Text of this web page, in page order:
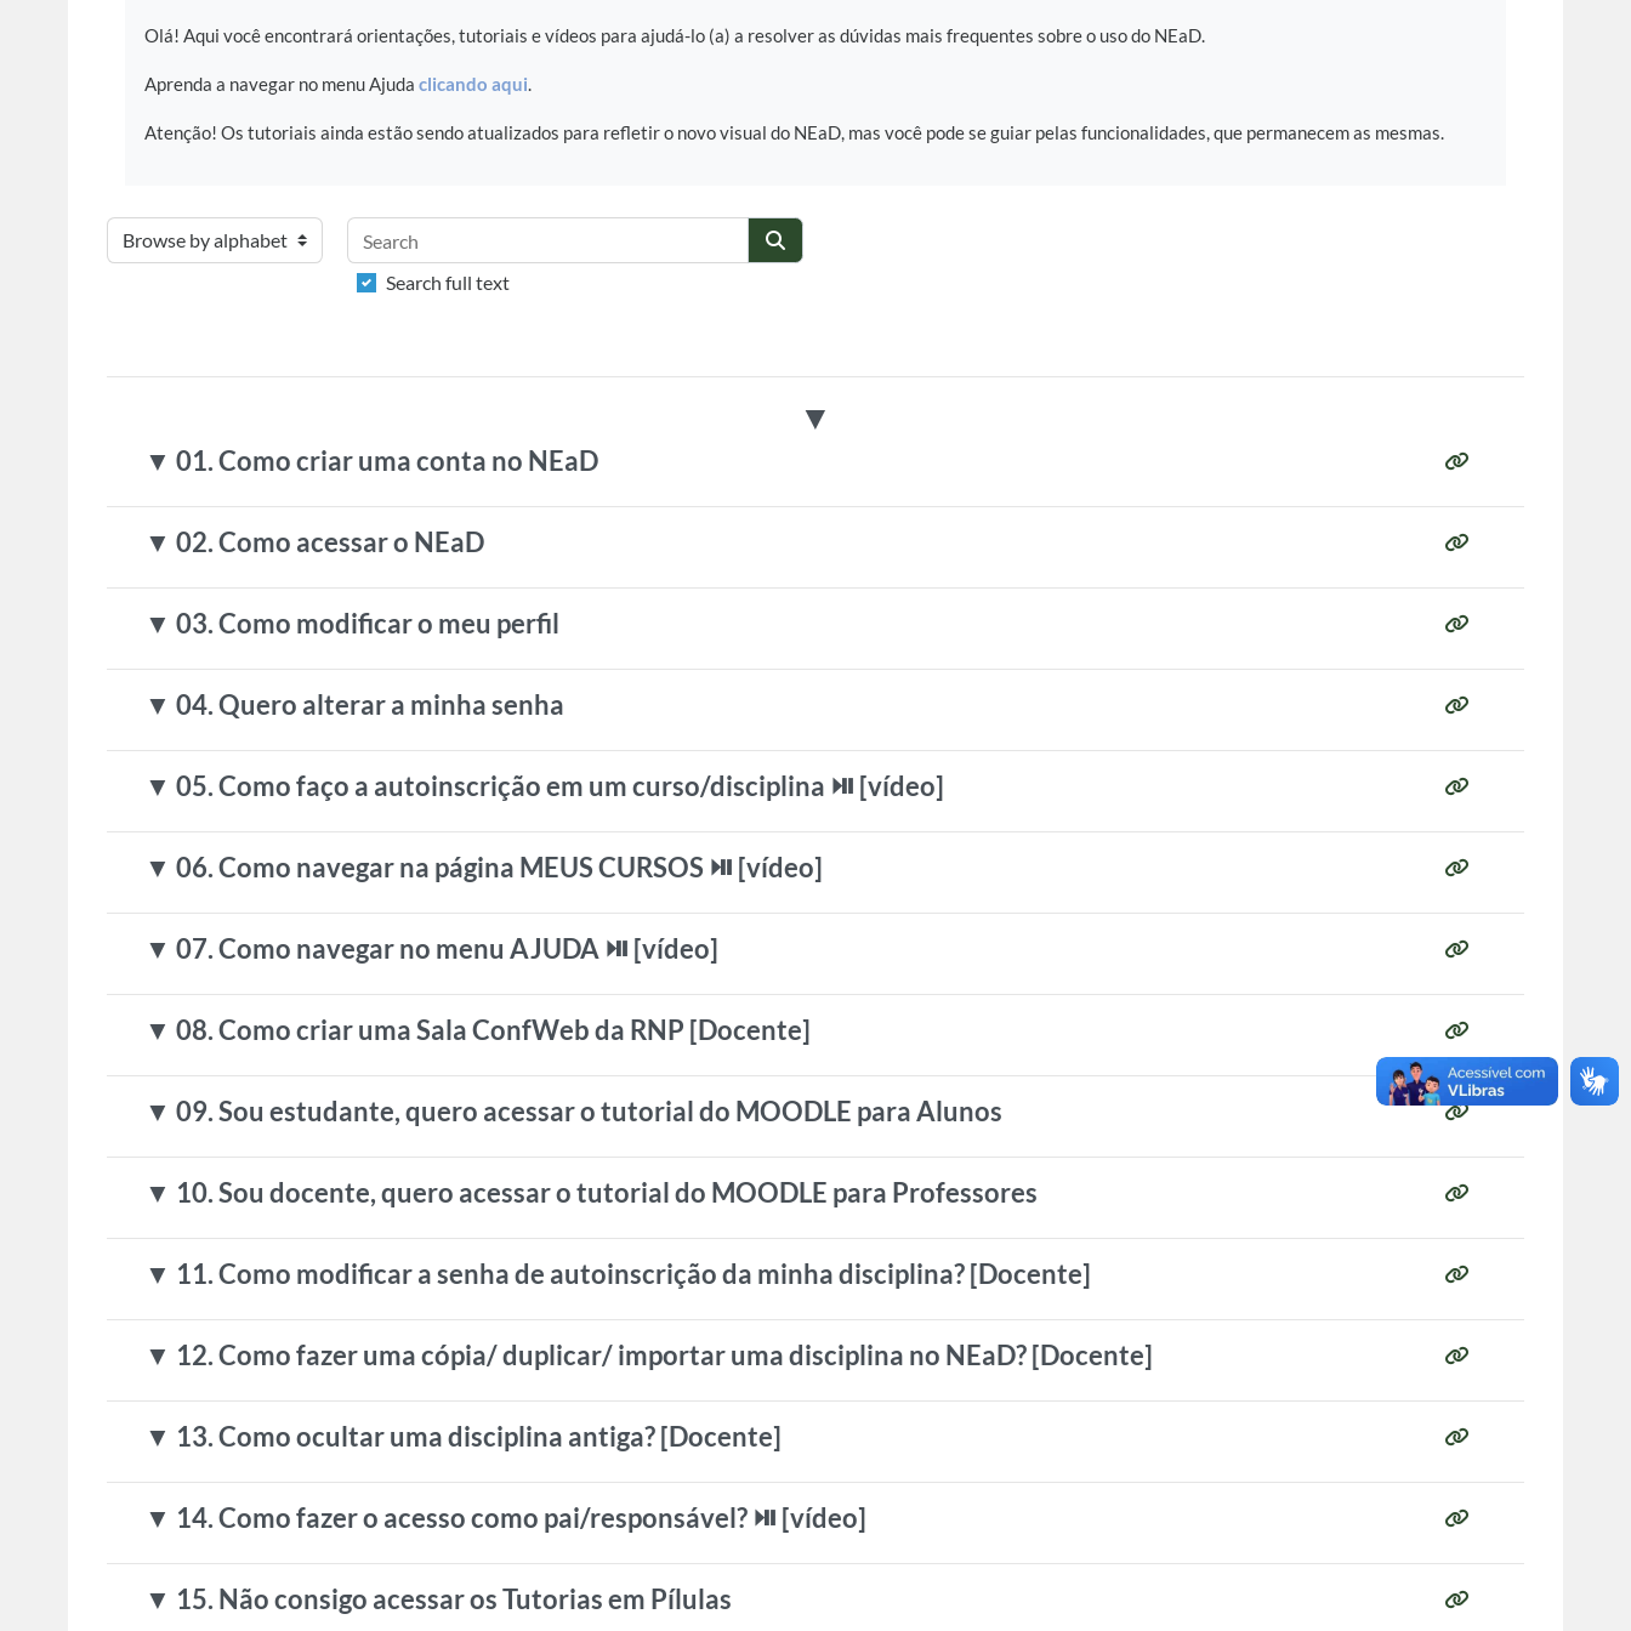
Olá! Aqui você encontrará orientações, tutoriais e vídeos para ajudá-lo (a) a resolver as dúvidas mais frequentes sobre o uso do NEaD.
Aprenda a navegar no menu Ajuda clicando aqui.
Atenção! Os tutoriais ainda estão sendo atualizados para refletir o novo visual do NEaD, mas você pode se guiar pelas funcionalidades, que permanecem as mesmas.
Browse the glossary using this index
Search
Search
Search full text
▼
▼ 01. Como criar uma conta no NEaD
▼ 02. Como acessar o NEaD
▼ 03. Como modificar o meu perfil
▼ 04. Quero alterar a minha senha
▼ 05. Como faço a autoinscrição em um curso/disciplina ⏯️ [vídeo]
▼ 06. Como navegar na página MEUS CURSOS ⏯️ [vídeo]
▼ 07. Como navegar no menu AJUDA ⏯️ [vídeo]
▼ 08. Como criar uma Sala ConfWeb da RNP [Docente]
▼ 09. Sou estudante, quero acessar o tutorial do MOODLE para Alunos
▼ 10. Sou docente, quero acessar o tutorial do MOODLE para Professores
▼ 11. Como modificar a senha de autoinscrição da minha disciplina? [Docente]
▼ 12. Como fazer uma cópia/ duplicar/ importar uma disciplina no NEaD? [Docente]
▼ 13. Como ocultar uma disciplina antiga? [Docente]
▼ 14. Como fazer o acesso como pai/responsável? ⏯️ [vídeo]
▼ 15. Não consigo acessar os Tutorias em Pílulas